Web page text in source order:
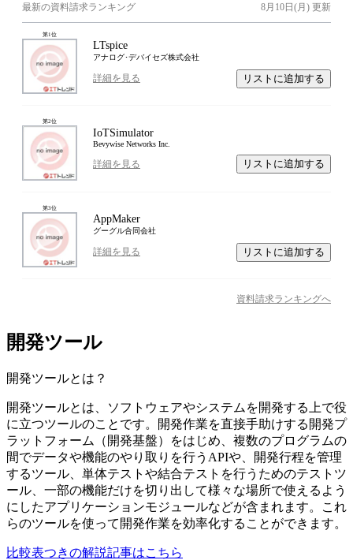
最新の資料請求ランキング 8月10日(月) 更新
第1位
LTspice
アナログ･デバイセズ株式会社
詳細を見る リストに追加する
第2位
IoTSimulator
Bevywise Networks Inc.
詳細を見る リストに追加する
第3位
AppMaker
グーグル合同会社
詳細を見る リストに追加する
資料請求ランキングへ
開発ツール
開発ツールとは？
開発ツールとは、ソフトウェアやシステムを開発する上で役
に立つツールのことです。開発作業を直接手助けする開発プ
ラットフォーム（開発基盤）をはじめ、複数のプログラムの
間でデータや機能のやり取りを行うAPIや、開発行程を管理
するツール、単体テストや結合テストを行うためのテストツ
ール、一部の機能だけを切り出して様々な場所で使えるよう
にしたアプリケーションモジュールなどが含まれます。これ
らのツールを使って開発作業を効率化することができます。
比較表つきの解説記事はこちら